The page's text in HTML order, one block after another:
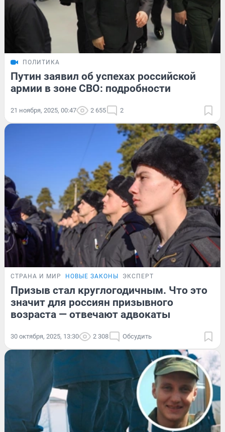
ПОЛИТИКА
Путин заявил об успехах российской
армии в зоне СВО: подробности
21 ноября, 2025, 00:47 2 655 2
СТРАНА И МИР НОВЫЕ ЗАКОНЫ ЭКСПЕРТ
Призыв стал круглогодичным. Что это
значит для россиян призывного
возраста — отвечают адвокаты
30 октября, 2025, 13:30 2 308 Обсудить